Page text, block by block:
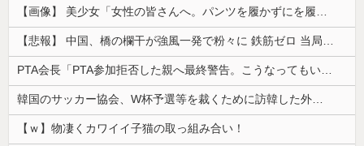
【ｗ】物凄くカワイイ子猫の取っ組み合い！